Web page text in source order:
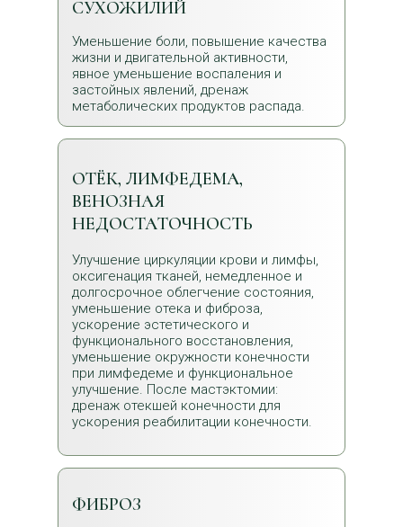
СУХОЖИЛИЙ
Уменьшение боли, повышение качества
жизни и двигательной активности,
явное уменьшение воспаления и
застойных явлений, дренаж
метаболических продуктов распада.
ФИБРОЗ
Улучшение циркуляции крови и лимфы,
оксигенация тканей, немедленное и
долгосрочное облегчение состояния,
уменьшение отека и фиброза,
ускорение эстетического и
функционального восстановления,
уменьшение окружности конечности
при лимфедеме и функциональное
улучшение. После мастэктомии:
дренаж отекшей конечности для
ускорения реабилитации конечности.
ОТЁК, ЛИМФЕДЕМА,
ВЕНОЗНАЯ
НЕДОСТАТОЧНОСТЬ